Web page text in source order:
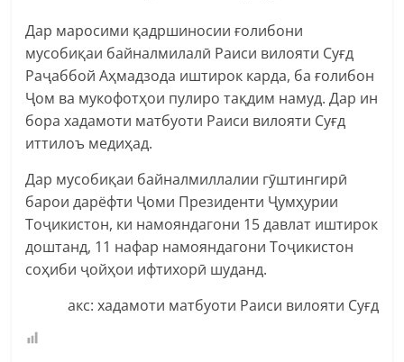
Дар маросими қадршиносии ғолибони
мусобиқаи байналмилалӣ Раиси вилояти Суғд
Раҷаббой Аҳмадзода иштирок карда, ба ғолибон
Ҷом ва мукофотҳои пулиро тақдим намуд. Дар ин
бора хадамоти матбуоти Раиси вилояти Суғд
иттилоъ медиҳад.
Дар мусобиқаи байналмиллалии гӯштингирӣ
барои дарёфти Ҷоми Президенти Ҷумҳурии
Тоҷикистон, ки намояндагони 15 давлат иштирок
доштанд, 11 нафар намояндагони Тоҷикистон
соҳиби ҷойҳои ифтихорӣ шуданд.
акс: хадамоти матбуоти Раиси вилояти Суғд